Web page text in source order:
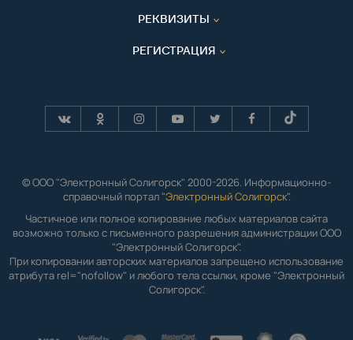
РЕКВИЗИТЫ
РЕГИСТРАЦИЯ
© ООО "Электронный Солигорск" 2000-2026. Информационно-
справочный портал "Электронный Солигорск".
Частичное или полное копирование любых материалов сайта
возможно только с письменного разрешения администрации ООО
"Электронный Солигорск".
При копировании авторских материалов запрещено использование
атрибута rel="nofollow" и любого тела ссылки, кроме "Электронный
Солигорск".